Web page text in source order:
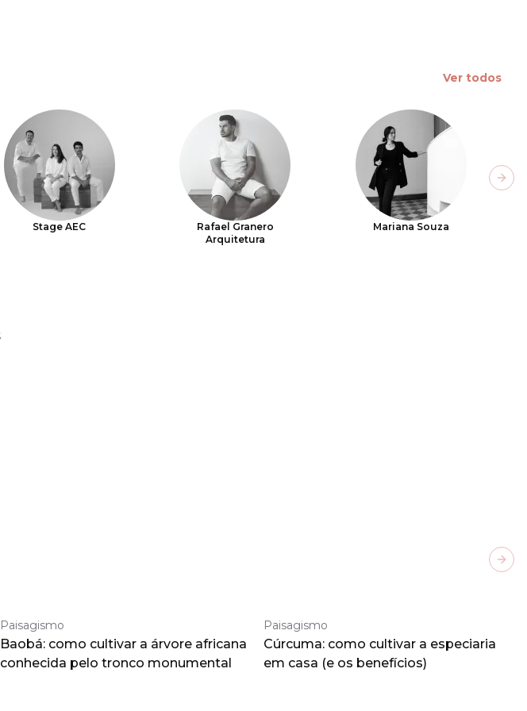
Ver todos
Stage AEC
Rafael Granero
Arquitetura
Mariana Souza
Paisagismo
Baobá: como cultivar a árvore africana
conhecida pelo tronco monumental
Paisagismo
Cúrcuma: como cultivar a especiaria
em casa (e os benefícios)